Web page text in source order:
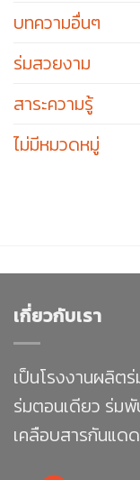
บทความอื่นๆ
ร่มสวยงาม
สาระความรู้
ไม่มีหมวดหมู่
เกี่ยวกับเรา
เป็นโรงงานผลิต
ร่มตอนเดียว ร่มพั
เคลือบสารกันแด